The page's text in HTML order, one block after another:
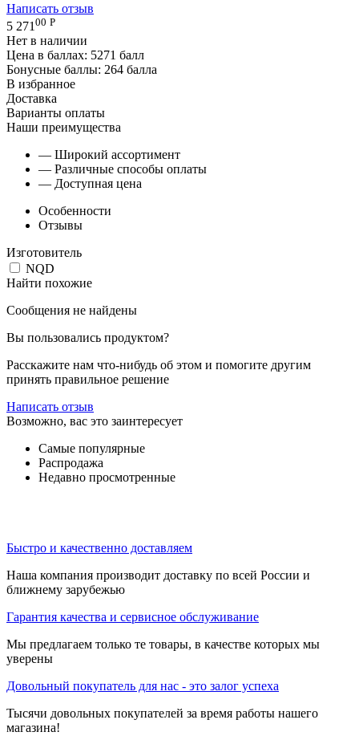
Написать отзыв
5 271 00 Р
Нет в наличии
Цена в баллах: 5271 балл
Бонусные баллы: 264 балла
В избранное
Доставка
Варианты оплаты
Наши преимущества
— Широкий ассортимент
— Различные способы оплаты
— Доступная цена
Особенности
Отзывы
Изготовитель
NQD
Найти похожие
Сообщения не найдены
Вы пользовались продуктом?
Расскажите нам что-нибудь об этом и помогите другим
принять правильное решение
Написать отзыв
Возможно, вас это заинтересует
Самые популярные
Распродажа
Недавно просмотренные
Быстро и качественно доставляем
Наша компания производит доставку по всей России и
ближнему зарубежью
Гарантия качества и сервисное обслуживание
Мы предлагаем только те товары, в качестве которых мы
уверены
Довольный покупатель для нас - это залог успеха
Тысячи довольных покупателей за время работы нашего
магазина!